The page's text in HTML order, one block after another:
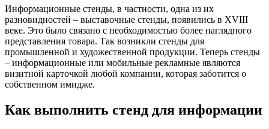
Информационные стенды, в частности, одна из их
разновидностей – выставочные стенды, появились в XVIII
веке. Это было связано с необходимостью более наглядного
представления товара. Так возникли стенды для
промышленной и художественной продукции. Теперь стенды
– информационные или мобильные рекламные являются
визитной карточкой любой компании, которая заботится о
собственном имидже.
Как выполнить стенд для информации